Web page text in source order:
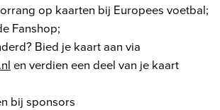
op kaarten bij Europees voetbal;
Fanshop;
Bied je kaart aan via
en verdien een deel van je kaart
bij sponsors